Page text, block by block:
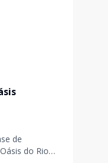
de
do Rio